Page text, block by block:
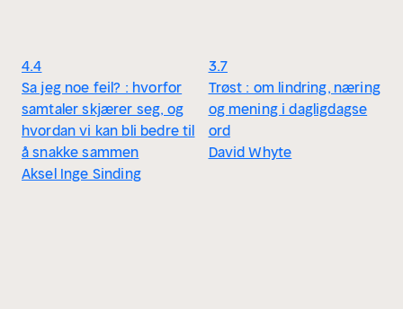
4.4
Sa jeg noe feil? : hvorfor
samtaler skjærer seg, og
hvordan vi kan bli bedre til
å snakke sammen
Aksel Inge Sinding
3.7
Trøst : om lindring, næring
og mening i dagligdagse
ord
David Whyte